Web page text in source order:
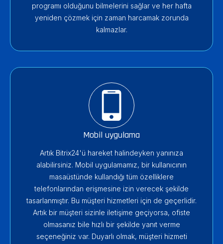
programı olduğunu bilmelerini sağlar ve her hafta
yeniden çözmek için zaman harcamak zorunda
kalmazlar.
Mobil uygulama
Artık Bitrix24'ü hareket halindeyken yanınıza
alabilirsiniz. Mobil uygulamamız, bir kullanıcının
masaüstünde kullandığı tüm özelliklere
telefonlarından erişmesine izin verecek şekilde
tasarlanmıştır. Bu müşteri hizmetleri için de geçerlidir.
Artık bir müşteri sizinle iletişime geçiyorsa, ofiste
olmasanız bile hızlı bir şekilde yanıt verme
seçeneğiniz var. Duyarlı olmak, müşteri hizmeti